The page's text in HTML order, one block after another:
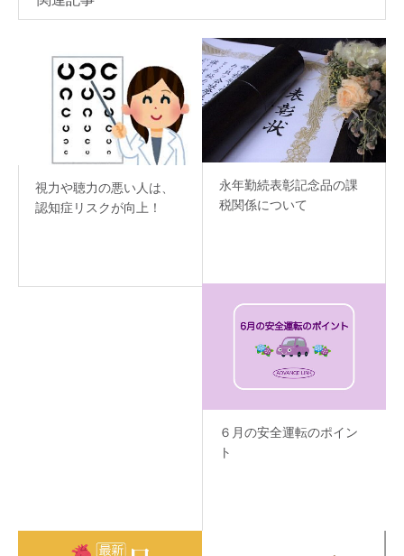
視力や聴力の悪い人は、
認知症リスクが向上！
永年勤続表彰記念品の課
税関係について
６月の安全運転のポイン
ト